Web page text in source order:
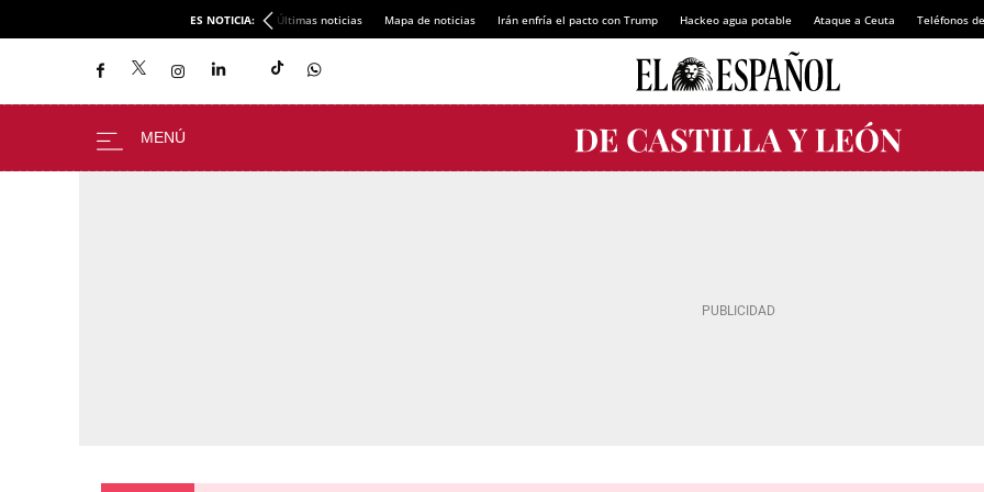
ES NOTICIA: Últimas noticias Mapa de noticias Irán enfría el pacto con Trump Hackeo agua potable Ataque a Ceuta Teléfonos